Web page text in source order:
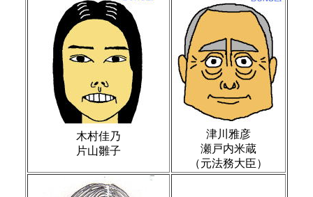
木村佳乃
片山雛子
津川雅彦
瀬戸内米蔵
（元法務大臣）